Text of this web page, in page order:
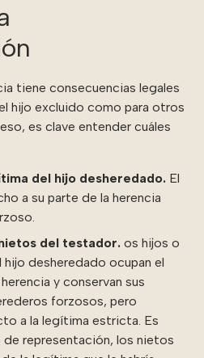
tiene consecuencias legales
hijo excluido como para otros
es clave entender cuáles
del hijo desheredado. El
a su parte de la herencia
del testador. os hijos o
desheredado ocupan el
y conservan sus
forzosos, pero
a la legítima estricta. Es
representación, los nietos